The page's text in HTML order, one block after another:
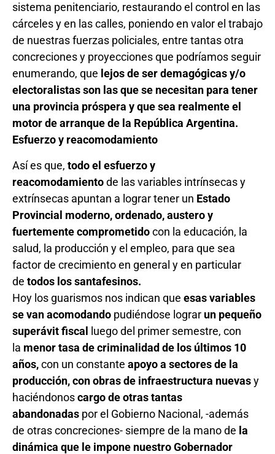
sistema penitenciario, restaurando el control en las
cárceles y en las calles, poniendo en valor el trabajo
de nuestras fuerzas policiales, entre tantas otra
concreciones y proyecciones que podríamos seguir
enumerando, que lejos de ser demagógicas y/o
electoralistas son las que se necesitan para tener
una provincia próspera y que sea realmente el
motor de arranque de la República Argentina.
Esfuerzo y reacomodamiento
Así es que, todo el esfuerzo y
reacomodamientode las variables intrínsecas y
extrínsecas apuntan a lograr tener un Estado
Provincial moderno, ordenado, austero y
fuertemente comprometidocon la educación, la
salud, la producción y el empleo, para que sea
factor de crecimiento en general y en particular
de todos los santafesinos.
Hoy los guarismos nos indican que esas variables
se van acomodando pudiéndose lograr un pequeño
superávit fiscal luego del primer semestre, con
la menor tasa de criminalidad de los últimos 10
años,con un constante apoyo a sectores de la
producción, con obras de infraestructura nuevasy
haciéndonoscargo deotras tantas
abandonadas por el Gobierno Nacional, -además
de otras concreciones- siempre de la mano de la
dinámica que le impone nuestro Gobernador